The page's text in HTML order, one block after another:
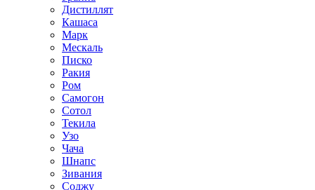
Дистиллят
Кашаса
Марк
Мескаль
Писко
Ракия
Ром
Самогон
Сотол
Текила
Узо
Чача
Шнапс
Зивания
Соджу